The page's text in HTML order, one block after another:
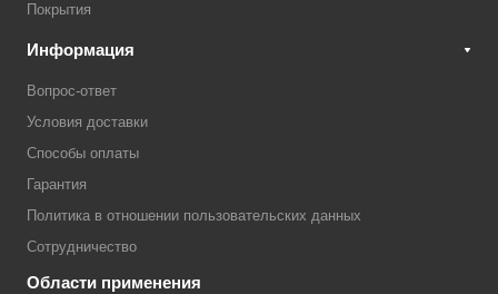
Покрытия
Информация
Вопрос-ответ
Условия доставки
Способы оплаты
Гарантия
Политика в отношении пользовательских данных
Сотрудничество
Области применения